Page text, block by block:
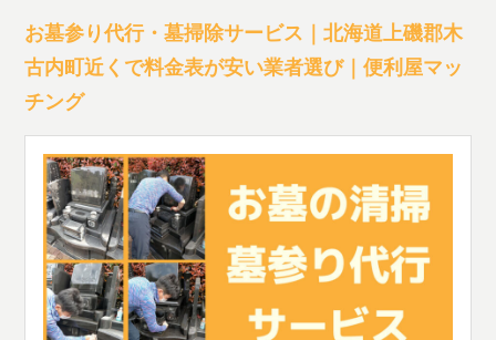
お墓参り代行・墓掃除サービス｜北海道上磯郡木
古内町近くで料金表が安い業者選び｜便利屋マッ
チング